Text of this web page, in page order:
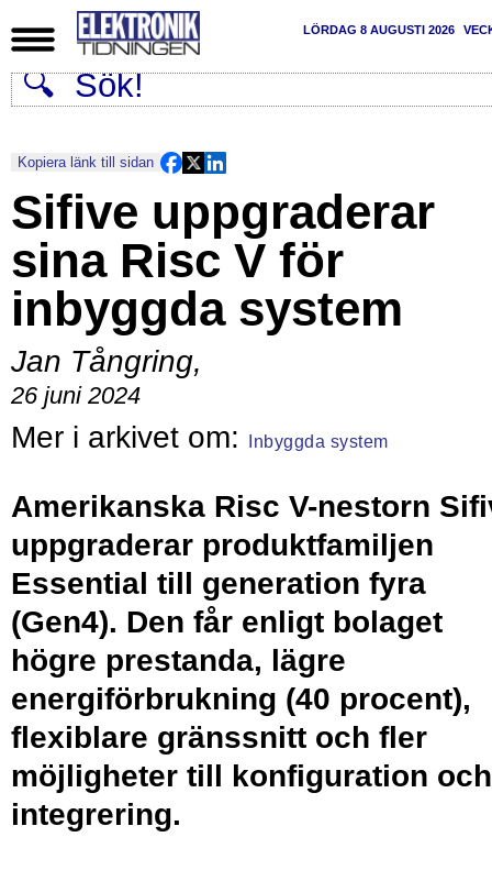
LÖRDAG 8 AUGUSTI 2026
Kopiera länk till sidan
Sifive uppgraderar
sina Risc V för
inbyggda system
Jan Tångring,
26 juni 2024
Inbyggda system
Amerikanska Risc V-nestorn
uppgraderar produktfamiljen
Essential till generation fyra
(Gen4). Den får enligt bolaget
högre prestanda, lägre
energiförbrukning (40 procent),
flexiblare gränssnitt och fler
möjligheter till konfiguration och
integrering.